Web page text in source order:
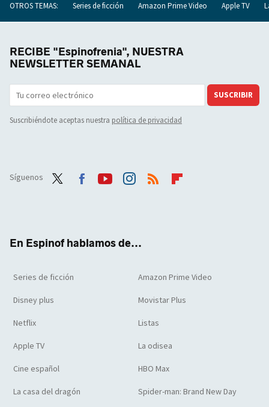
OTROS TEMAS: Series de ficción Amazon Prime Video Apple TV
RECIBE "Espinofrenia", NUESTRA
NEWSLETTER SEMANAL
SUSCRIBIR
Suscribiéndote aceptas nuestra política de privacidad
Síguenos
En Espinof hablamos de...
Series de ficción Amazon Prime Video
Disney plus Movistar Plus
Netflix Listas
Apple TV La odisea
Cine español HBO Max
La casa del dragón Spider-man: Brand New Day